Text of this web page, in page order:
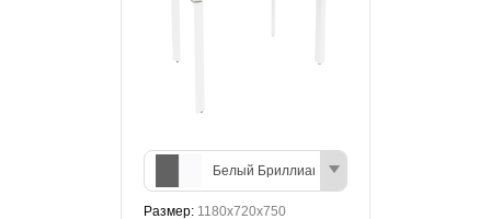
Белый Бриллиант/Антрацит
Размер: 1180х720х750